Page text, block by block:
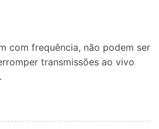
com frequência, não podem ser
transmissões ao vivo